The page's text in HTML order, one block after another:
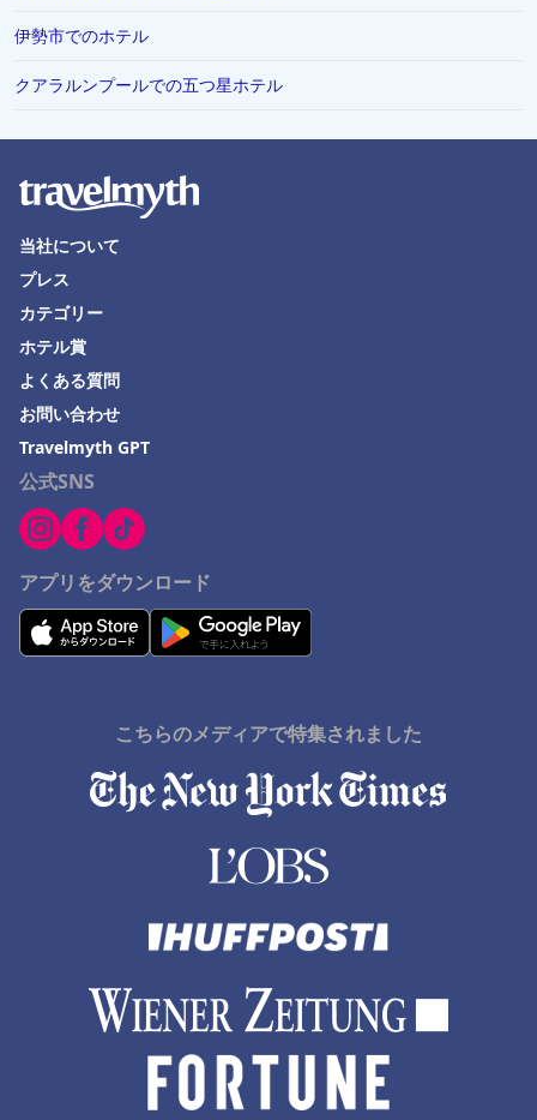
伊勢市でのホテル
クアラルンプールでの五つ星ホテル
公式SNS
アプリをダウンロード
当社について
プレス
カテゴリー
ホテル賞
よくある質問
お問い合わせ
Travelmyth GPT
こちらのメディアで特集されました